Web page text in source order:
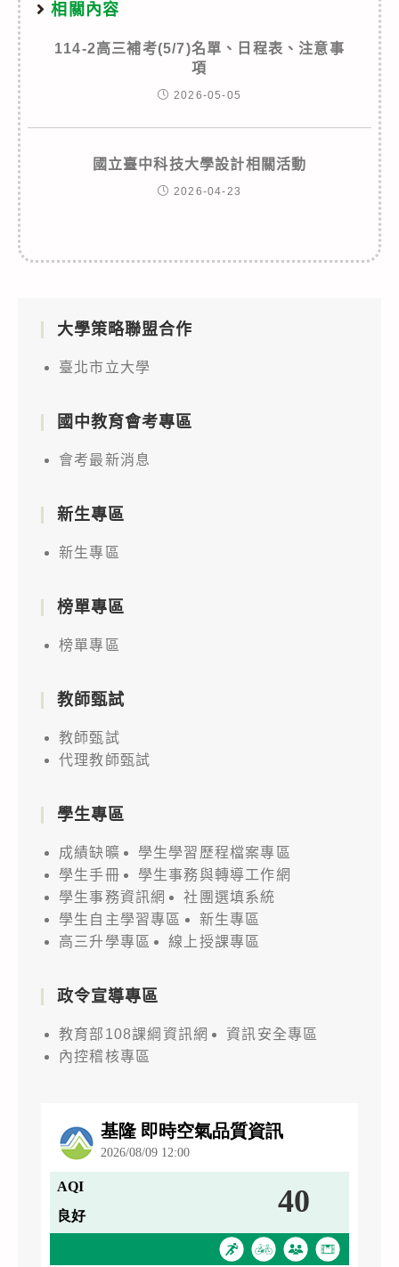
相關內容
114-2高三補考(5/7)名單、日程表、注意事
項
2026-05-05
國立臺中科技大學設計相關活動
2026-04-23
大學策略聯盟合作
臺北市立大學
國中教育會考專區
會考最新消息
新生專區
新生專區
榜單專區
榜單專區
教師甄試
教師甄試
代理教師甄試
學生專區
成績缺曠
學生學習歷程檔案專區
學生手冊
學生事務與轉導工作網
學生事務資訊網
社團選填系統
學生自主學習專區
新生專區
高三升學專區
線上授課專區
政令宣導專區
教育部108課綱資訊網
資訊安全專區
內控稽核專區